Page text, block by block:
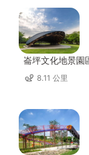
崙坪文化地景園
8.11 公里